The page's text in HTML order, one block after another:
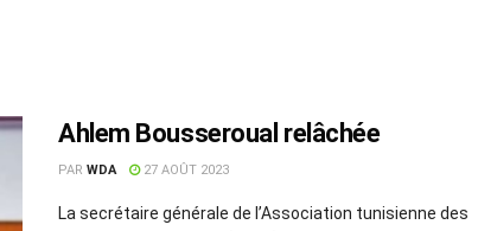
Ahlem Bousseroual relâchée
PAR WDA 27 AOÛT 2023
La secrétaire générale de l’Association tunisienne des